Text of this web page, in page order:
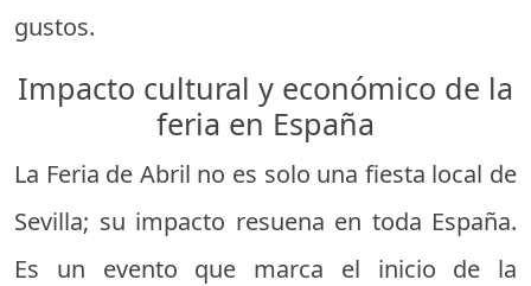
gustos.
Impacto cultural y económico de la
feria en España
La Feria de Abril no es solo una fiesta local de
Sevilla; su impacto resuena en toda España.
Es un evento que marca el inicio de la